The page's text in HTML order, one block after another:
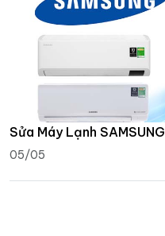
Sửa Máy Lạnh SAMSUNG
05/05